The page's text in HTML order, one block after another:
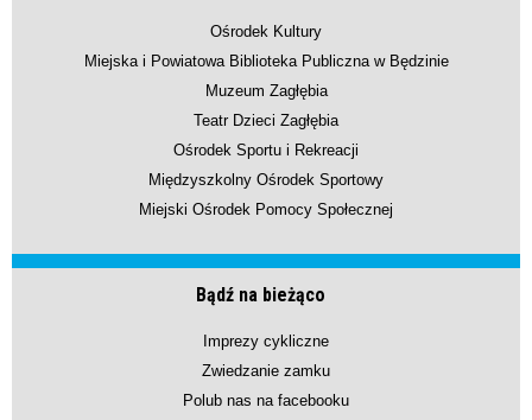
Ośrodek Kultury
Miejska i Powiatowa Biblioteka Publiczna w Będzinie
Muzeum Zagłębia
Teatr Dzieci Zagłębia
Ośrodek Sportu i Rekreacji
Międzyszkolny Ośrodek Sportowy
Miejski Ośrodek Pomocy Społecznej
Bądź na bieżąco
Imprezy cykliczne
Zwiedzanie zamku
Polub nas na facebooku